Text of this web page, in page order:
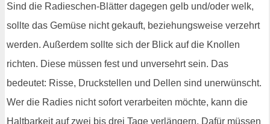
Sind die Radieschen-Blätter dagegen gelb und/oder welk,
sollte das Gemüse nicht gekauft, beziehungsweise verzehrt
werden. Außerdem sollte sich der Blick auf die Knollen
richten. Diese müssen fest und unversehrt sein. Das
bedeutet: Risse, Druckstellen und Dellen sind unerwünscht.
Wer die Radies nicht sofort verarbeiten möchte, kann die
Haltbarkeit auf zwei bis drei Tage verlängern. Dafür müssen